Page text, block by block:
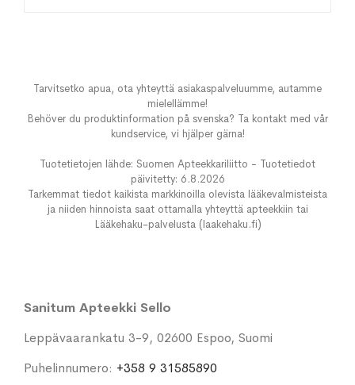
Tarvitsetko apua, ota yhteyttä asiakaspalveluumme, autamme
mielellämme!
Behöver du produktinformation på svenska? Ta kontakt med vår
kundservice, vi hjälper gärna!
Tuotetietojen lähde: Suomen Apteekkariliitto - Tuotetiedot
päivitetty: 6.8.2026
Tarkemmat tiedot kaikista markkinoilla olevista lääkevalmisteista
ja niiden hinnoista saat ottamalla yhteyttä apteekkiin tai
Lääkehaku-palvelusta (laakehaku.fi)
Sanitum Apteekki Sello
Leppävaarankatu 3-9, 02600 Espoo, Suomi
Puhelinnumero: +358 9 31585890